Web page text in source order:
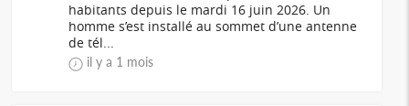
habitants depuis le mardi 16 juin 2026. Un
homme s’est installé au sommet d’une antenne
de tél...
il y a 1 mois